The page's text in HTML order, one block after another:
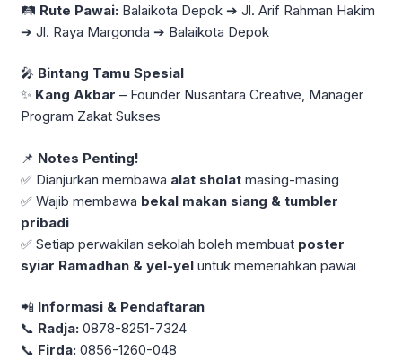
🛤 Rute Pawai: Balaikota Depok ➔ Jl. Arif Rahman Hakim
➔ Jl. Raya Margonda ➔ Balaikota Depok
🎤 Bintang Tamu Spesial
✨ Kang Akbar – Founder Nusantara Creative, Manager
Program Zakat Sukses
📌 Notes Penting!
✅ Dianjurkan membawa alat sholat masing-masing
✅ Wajib membawa bekal makan siang & tumbler
pribadi
✅ Setiap perwakilan sekolah boleh membuat poster
syiar Ramadhan & yel-yel untuk memeriahkan pawai
📲 Informasi & Pendaftaran
📞 Radja: 0878-8251-7324
📞 Firda: 0856-1260-048